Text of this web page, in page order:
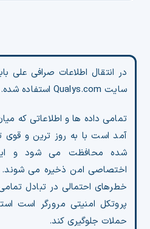
سایت Qualys.com استفاده شده.
تمامی داده ها و اطلاعاتی که
آمد است با به روز ترین و قوی
شده محافظت می شود و این
اختصاصی امن ذخیره می شوند.
پروتکل امنیتی مرورگر است
حملات جلوگیری کند.